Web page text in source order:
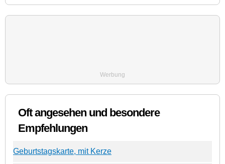
Werbung
Oft angesehen und besondere
Empfehlungen
Geburtstagskarte, mit Kerze